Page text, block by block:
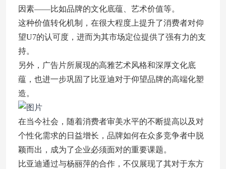
因素——比如品牌的文化底蕴、艺术价值等。
这种价值转化机制，在很大程度上提升了消费者对仰
望U7的认可度，进而为其市场定位提供了强有力的支
持。
另外，广告片所展现的高雅艺术风格和深厚文化底
蕴，也进一步巩固了比亚迪对于仰望品牌的高端化塑
造。
在当今社会，随着消费者审美水平的不断提高以及对
个性化需求的日益增长，品牌如何在众多竞争者中脱
颖而出，成为了企业必须面对的重要课题。
比亚迪通过与杨丽萍的合作，不仅展现了其对于东方